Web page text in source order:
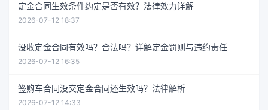
定金合同生效条件约定是否有效？法律效力详解
2026-07-12 18:37
没收定金合同有效吗？合法吗？详解定金罚则与违约责任
2026-07-12 16:35
签购车合同没交定金合同还生效吗？法律解析
2026-07-12 14:33